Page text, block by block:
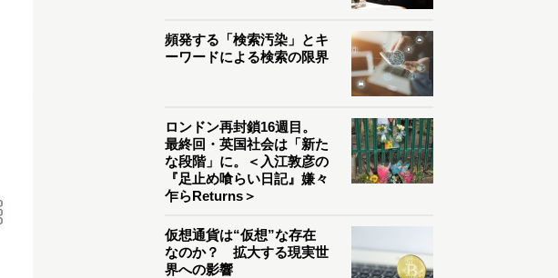
頻発する「検索汚染」とキ
ーワードによる検索の限界
ロンドン再封鎖16週目。
最終回・英国社会は「新た
な段階」に。＜入江敦彦の
『足止め喰らい日記』嫌々
乍らReturns＞
仮想通貨は“仮想”な存在
なのか？ 拡大する現実世
界への影響